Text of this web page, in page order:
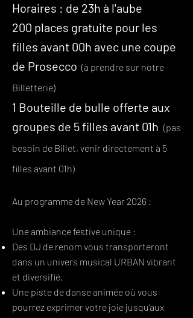
Horaires : de 23h à l'aube
200 places gratuite pour les
filles avant 00h avec une coupe
de Prosecco (à prendre sur notre
Billetterie)
1 Bouteille de bulle offerte aux
groupes de 5 filles avant 01h (pas
besoin de Billet, venir directement à 5
filles avant 01h)
Au programme de New Year 2026 :
Une ambiance festive unique :
Des DJ de renom vous transporteront
dans un univers musical URBAN vibrant
et diversifié,
Une piste de danse animée où vous
pourrez exprimer votre joie jusqu’aux